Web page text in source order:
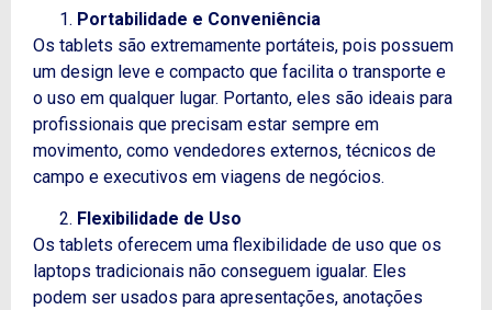
Portabilidade e Conveniência
Os tablets são extremamente portáteis, pois possuem
um design leve e compacto que facilita o transporte e
o uso em qualquer lugar. Portanto, eles são ideais para
profissionais que precisam estar sempre em
movimento, como vendedores externos, técnicos de
campo e executivos em viagens de negócios.
Flexibilidade de Uso
Os tablets oferecem uma flexibilidade de uso que os
laptops tradicionais não conseguem igualar. Eles
podem ser usados para apresentações, anotações